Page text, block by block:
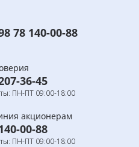
78 140-00-88
36-45
ПН-ПТ 09:00-18:00
акционерам
00-88
ПН-ПТ 09:00-18:00